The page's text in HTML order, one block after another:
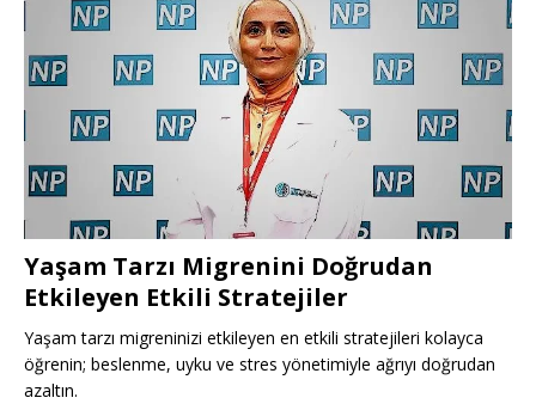
Yaşam Tarzı Migrenini Doğrudan
Etkileyen Etkili Stratejiler
Yaşam tarzı migreninizi etkileyen en etkili stratejileri kolayca
öğrenin; beslenme, uyku ve stres yönetimiyle ağrıyı doğrudan
azaltın.